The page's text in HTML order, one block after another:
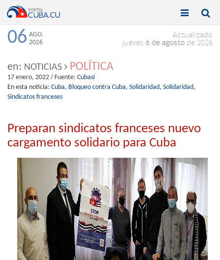
Toggle

Toggle

06 AGO.
2026
Actualizado
jueves 6 de agosto de 2026
en: NOTICIAS POLÍTICA
17 enero, 2022 / Fuente: Cubasí
En esta noticia: Cuba, Bloqueo contra Cuba, Solidaridad, Solidaridad,
Sindicatos franceses
Preparan sindicatos franceses nuevo
cargamento solidario para Cuba